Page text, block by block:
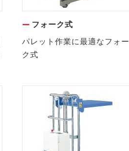
フォーク式
パレット作業に最適なフォー
ク式